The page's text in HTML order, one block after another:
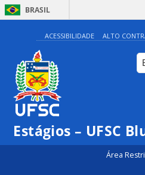
BRASIL
ACESSIBILIDADE ALTO
Estágios – UFSC
Área